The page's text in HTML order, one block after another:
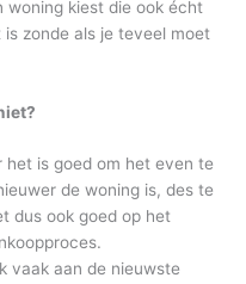
kiest die ook écht
zonde als je teveel moet
is goed om het even te
de woning is, des te
dus ook goed op het
vaak aan de nieuwste